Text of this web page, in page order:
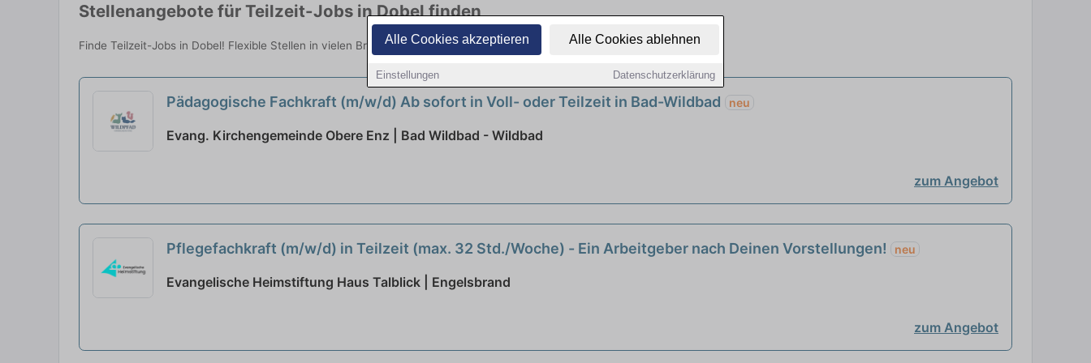
Alle Cookies akzeptieren Alle Cookies ablehnen
Einstellungen Datenschutzerklärung
Stellenangebote für Teilzeit-Jobs in Dobel finden
Finde Teilzeit-Jobs in Dobel! Flexible Stellen in vielen Branchen. Jetzt bewerben!
Pädagogische Fachkraft (m/w/d) Ab sofort in Voll- oder Teilzeit in Bad-Wildbad neu
Evang. Kirchengemeinde Obere Enz | Bad Wildbad - Wildbad
zum Angebot
Pflegefachkraft (m/w/d) in Teilzeit (max. 32 Std./Woche) - Ein Arbeitgeber nach Deinen Vorstellungen! neu
Evangelische Heimstiftung Haus Talblick | Engelsbrand
zum Angebot